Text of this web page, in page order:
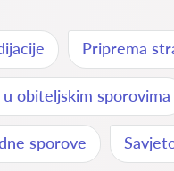
Priprema
obiteljskim sporovima
sporove